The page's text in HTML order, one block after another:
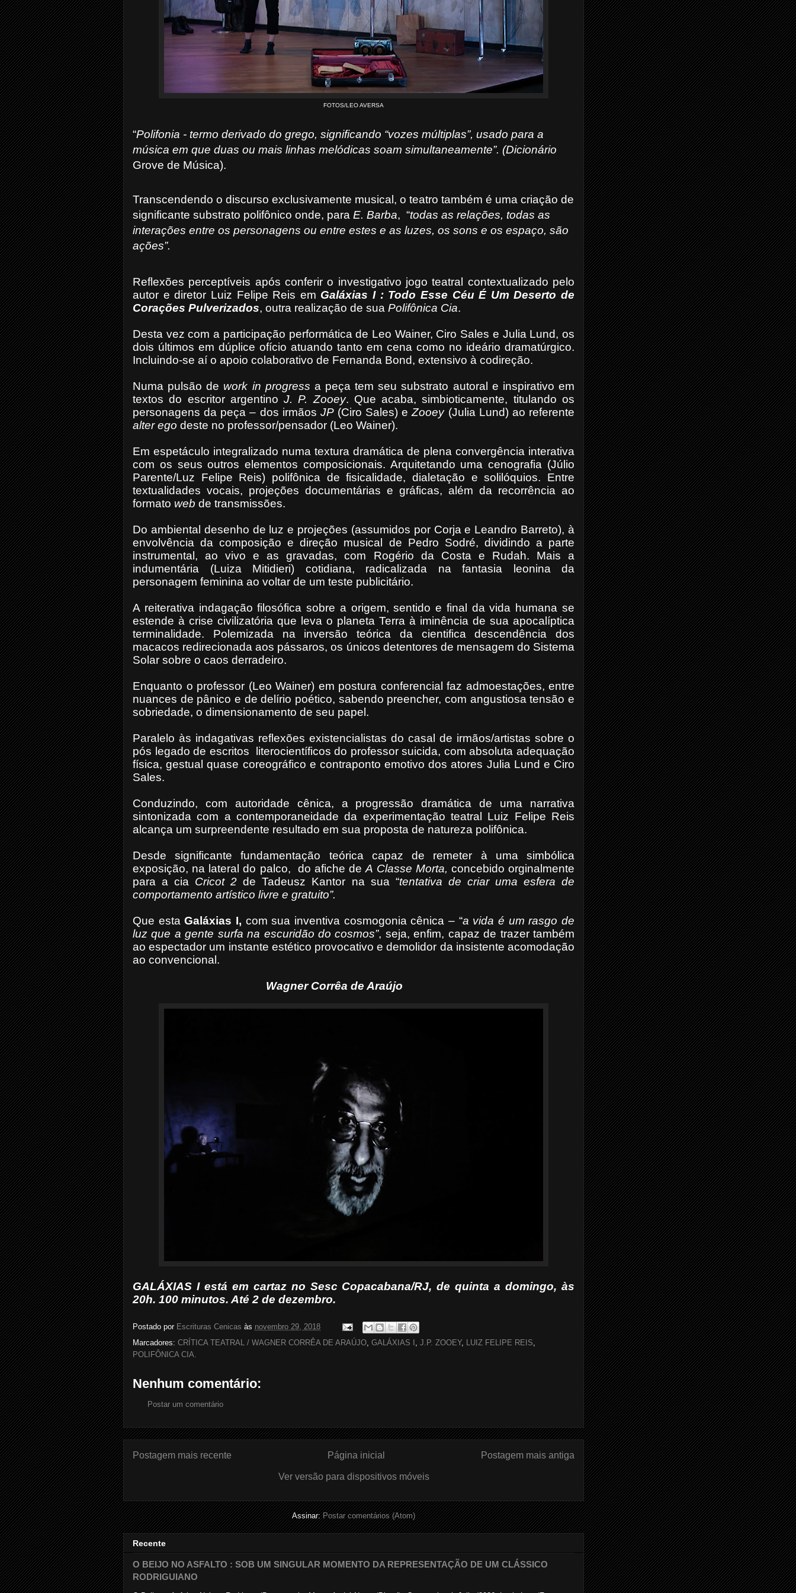
FOTOS/LEO AVERSA
“Polifonia - termo derivado do grego, significando “vozes múltiplas”, usado para a
música em que duas ou mais linhas melódicas soam simultaneamente”. (Dicionário
Grove de Música).
Transcendendo o discurso exclusivamente musical, o teatro também é uma criação de
significante substrato polifônico onde, para E. Barba, “todas as relações, todas as
interações entre os personagens ou entre estes e as luzes, os sons e os espaço, são
ações”.
Reflexões perceptíveis após conferir o investigativo jogo teatral contextualizado pelo
autor e diretor Luiz Felipe Reis em Galáxias I : Todo Esse Céu É Um Deserto de
Corações Pulverizados, outra realização de sua Polifônica Cia.
Desta vez com a participação performática de Leo Wainer, Ciro Sales e Julia Lund, os
dois últimos em dúplice ofício atuando tanto em cena como no ideário dramatúrgico.
Incluindo-se aí o apoio colaborativo de Fernanda Bond, extensivo à codireção.
Numa pulsão de work in progress a peça tem seu substrato autoral e inspirativo em
textos do escritor argentinoJ. P. Zooey. Que acaba, simbioticamente, titulando os
personagens da peça – dos irmãos JP(Ciro Sales) eZooey(Julia Lund) ao referente
alter ego deste no professor/pensador (Leo Wainer).
Em espetáculo integralizado numa textura dramática de plena convergência interativa
com os seus outros elementos composicionais. Arquitetando uma cenografia (Júlio
Parente/Luz Felipe Reis) polifônica de fisicalidade, dialetação e solilóquios. Entre
textualidades vocais, projeções documentárias e gráficas, além da recorrência ao
formato web de transmissões.
Do ambiental desenho de luz e projeções (assumidos por Corja e Leandro Barreto), à
envolvência da composição e direção musical de Pedro Sodré, dividindo a parte
instrumental, ao vivo e as gravadas, com Rogério da Costa e Rudah. Mais a
indumentária (Luiza Mitidieri) cotidiana, radicalizada na fantasia leonina da
personagem feminina ao voltar de um teste publicitário.
A reiterativa indagação filosófica sobre a origem, sentido e final da vida humana se
estende à crise civilizatória que leva o planeta Terra à iminência de sua apocalíptica
terminalidade. Polemizada na inversão teórica da cientifica descendência dos
macacos redirecionada aos pássaros, os únicos detentores de mensagem do Sistema
Solar sobre o caos derradeiro.
Enquanto o professor (Leo Wainer) em postura conferencial faz admoestações, entre
nuances de pânico e de delírio poético, sabendo preencher, com angustiosa tensão e
sobriedade, o dimensionamento de seu papel.
Paralelo às indagativas reflexões existencialistas do casal de irmãos/artistas sobre o
pós legado de escritos
literocientíficos do professor suicida, com absoluta adequação
física, gestual quase coreográfico e contraponto emotivo dos atores Julia Lund e Ciro
Sales.
Conduzindo, com autoridade cênica, a progressão dramática de uma narrativa
sintonizada com a contemporaneidade da experimentação teatral Luiz Felipe Reis
alcança um surpreendente resultado em sua proposta de natureza polifônica.
Desde significante fundamentação teórica capaz de remeter à uma simbólica
exposição, na lateral do palco,
do afiche deA Classe Morta, concebido orginalmente
para a cia Cricot 2 de Tadeusz Kantor na sua “tentativa de criar uma esfera de
comportamento artístico livre e gratuito”.
Que estaGaláxias I, com sua inventiva cosmogonia cênica – “a vida é um rasgo de
luz que a gente surfa na escuridão do cosmos”, seja, enfim, capaz de trazer também
ao espectador um instante estético provocativo e demolidor da insistente acomodação
ao convencional.
Wagner Corrêa de Araújo
GALÁXIAS I está em cartaz no Sesc Copacabana/RJ, de quinta a domingo, às
20h. 100 minutos. Até 2 de dezembro.
Postado por Escrituras Cenicas às novembro 29, 2018
Marcadores: CRÍTICA TEATRAL / WAGNER CORRÊA DE ARAÚJO GALÁXIAS I J.P. ZOOEY, LUIZ FELIPE REIS
POLIFÔNICA CIA.
Nenhum comentário:
Postar um comentário
Postagem mais recente Postagem mais antiga
Página inicial
Ver versão para dispositivos móveis
Assinar:Postar comentários (Atom)
Recente
O BEIJO NO ASFALTO : SOB UM SINGULAR MOMENTO DA REPRESENTAÇÃO DE UM CLÁSSICO
RODRIGUIANO